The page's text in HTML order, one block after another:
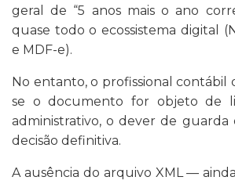
geral de “5 anos mais o ano
quase todo o ecossistema digital
e MDF-e).
No entanto, o profissional contábil
se o documento for objeto de
administrativo, o dever de guarda
decisão definitiva.
A ausência do arquivo XML —